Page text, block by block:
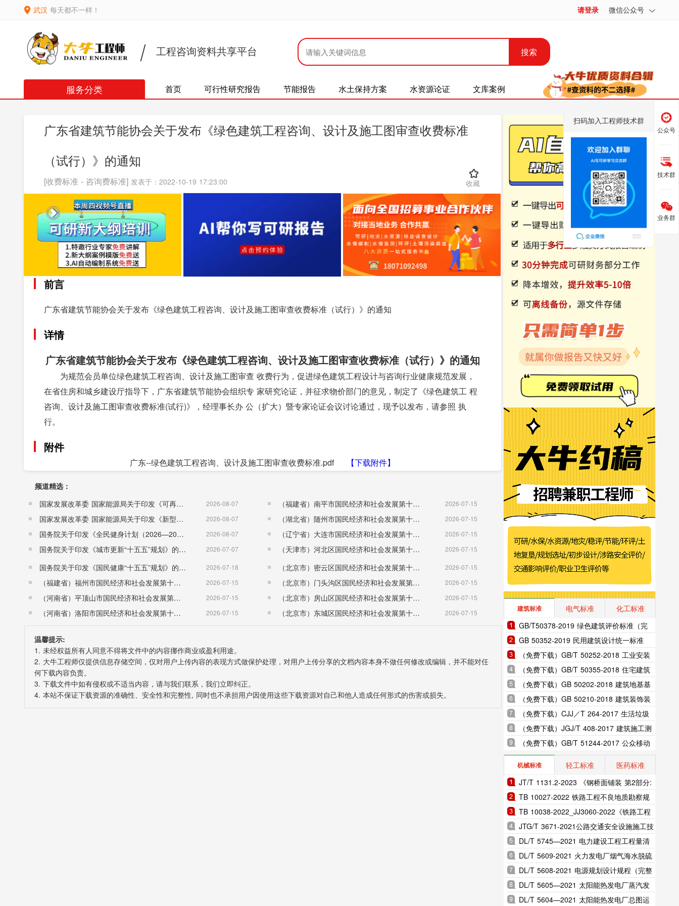
武汉 每天都不一样！ 请登录 微信公众号
工程咨询资料共享平台 搜索
服务分类 首页 可行性研究报告 节能报告 水土保持方案 水资源论证 文库案例
广东省建筑节能协会关于发布《绿色建筑工程咨询、设计及施工图审查收费标准
（试行）》的通知
[收费标准 - 咨询费标准] 发表于：2022-10-19 17:23:00 收藏
前言
广东省建筑节能协会关于发布《绿色建筑工程咨询、设计及施工图审查收费标准（试行）》的通知
详情
广东省建筑节能协会关于发布《绿色建筑工程咨询、设计及施工图审查收费标准（试行）》的通知
为规范会员单位绿色建筑工程咨询、设计及施工图审查 收费行为，促进绿色建筑工程设计与咨询行业健康规范发展，
在省住房和城乡建设厅指导下，广东省建筑节能协会组织专 家研究论证，并征求物价部门的意见，制定了《绿色建筑工 程
咨询、设计及施工图审查收费标准(试行)》，经理事长办 公（扩大）暨专家论证会议讨论通过，现予以发布，请参照 执
行。
附件
广东--绿色建筑工程咨询、设计及施工图审查收费标准.pdf 【下载附件】
频道精选：
国家发展改革委 国家能源局关于印发《可再生能源发展“十五五”规划》的通知 （发改能源〔2026〕1067号）
2026-08-07
国家发展改革委 国家能源局关于印发《新型电力系统建设“十五五”规划》的通知​ （发改能源〔2026〕942号） 2026-08-07
国务院关于印发《全民健身计划（2026—2030年）》的通知 （国发〔2026〕26号） 2026-08-07
国务院关于印发《城市更新“十五五”规划》的通知（国发〔2026〕12号） 2026-07-07
国务院关于印发《国民健康“十五五”规划》的通知 （国发〔2026〕23号） 2026-07-18
（福建省）福州市国民经济和社会发展第十五个五年规划纲要 2026-07-15
（河南省）平顶山市国民经济和社会发展第十五个五年规划纲要 2026-07-15
（河南省）洛阳市国民经济和社会发展第十五个五年规划纲要 2026-07-15
（福建省）南平市国民经济和社会发展第十五个五年规划纲要 2026-07-15
（湖北省）随州市国民经济和社会发展第十五个五年规划纲要 2026-07-15
（辽宁省）大连市国民经济和社会发展第十五个五年规划纲要 2026-07-15
（天津市）河北区国民经济和社会发展第十五个五年规划纲要 2026-07-15
（北京市）密云区国民经济和社会发展第十五个五年规划纲要 2026-07-15
（北京市）门头沟区国民经济和社会发展第十五个五年规划纲要 2026-07-15
（北京市）房山区国民经济和社会发展第十五个五年规划纲要 2026-07-15
（北京市）东城区国民经济和社会发展第十五个五年规划纲要 2026-07-15
温馨提示:
1. 未经权益所有人同意不得将文件中的内容挪作商业或盈利用途。
2. 大牛工程师仅提供信息存储空间，仅对用户上传内容的表现方式做保护处理，对用户上传分享的文档内容本身不做任何修改或编辑，并不能对任
何下载内容负责。
3. 下载文件中如有侵权或不适当内容，请与我们联系，我们立即纠正。
4. 本站不保证下载资源的准确性、安全性和完整性, 同时也不承担用户因使用这些下载资源对自己和他人造成任何形式的伤害或损失。
建筑标准 电气标准
化工标准
GB/T50378-2019 绿色建筑评价标准（完
整版）
GB 50352-2019 民用建筑设计统一标准
（完整版）
（免费下载）GB/T 50252-2018 工业安装
工程施工质量验收统-标准
（免费下载）GB/T 50355-2018 住宅建筑
室内振动限值及其测量方法标准
（免费下载）GB 50202-2018 建筑地基基
础工程施工质量验收标准
（免费下载）GB 50210-2018 建筑装饰装
修工程质量验收标准
（免费下载）CJJ／T 264-2017 生活垃圾
渗沥液膜生物反应处理系统技术规程
（免费下载）JGJ/T 408-2017 建筑施工测
量标准
（免费下载）GB/T 51244-2017 公众移动
通信隧道覆盖工程技术规范
机械标准 轻工标准
医药标准
JT/T 1131.2-2023 《钢桥面铺装 第2部分:
热拌环氧沥青》
TB 10027-2022 铁路工程不良地质勘察规
程
TB 10038-2022_JJ3060-2022《铁路工程
特殊岩土勘察规程》
JTG/T 3671-2021公路交通安全设施施工技
术规范
DL/T 5745—2021 电力建设工程工程量清
单计价规范（完整版）
DL/T 5609-2021 火力发电厂烟气海水脱硫
系统设计规程（完整版）
DL/T 5608-2021 电源规划设计规程（完整
版）
DL/T 5605—2021 太阳能热发电厂蒸汽发
生系统设计规范（完整版）
DL/T 5604—2021 太阳能热发电厂总图运
公众号
技术群
扫码加入工程师技术群
业务群